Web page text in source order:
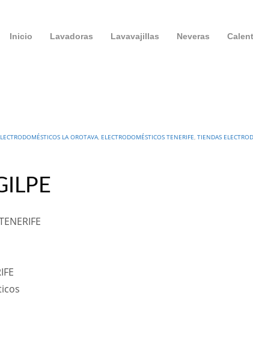
Inicio Lavadoras Lavavajillas Neveras
LA OROTAVA, ELECTRODOMÉSTICOS TENERIFE, TIENDAS